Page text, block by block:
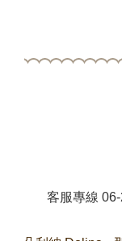
客服專線